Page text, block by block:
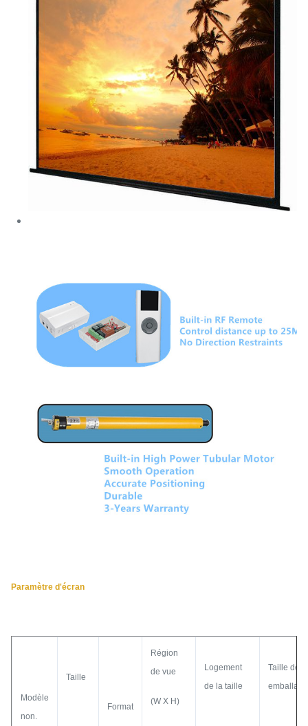
Paramètre d'écran
Modèle
non.
Taille
Format
Région
de vue
(W X H)
Logement
de la taille
Taille de
emballage